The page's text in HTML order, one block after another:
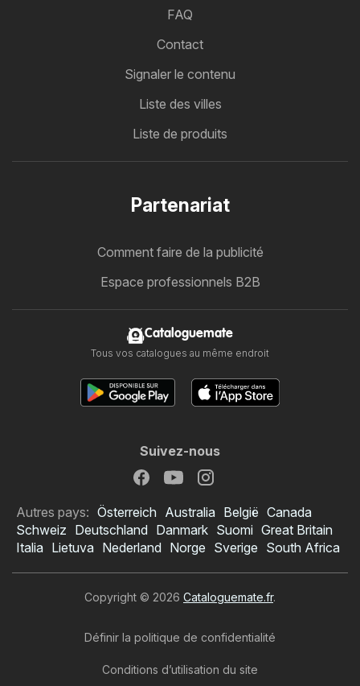
FAQ
Contact
Signaler le contenu
Liste des villes
Liste de produits
Partenariat
Comment faire de la publicité
Espace professionnels B2B
Cataloguemate
Tous vos catalogues au même endroit
Suivez-nous
Autres pays: Österreich Australia België Canada
Schweiz Deutschland Danmark Suomi Great Britain
Italia Lietuva Nederland Norge Sverige South Africa
Copyright © 2026 Cataloguemate.fr.
Définir la politique de confidentialité
Conditions d’utilisation du site